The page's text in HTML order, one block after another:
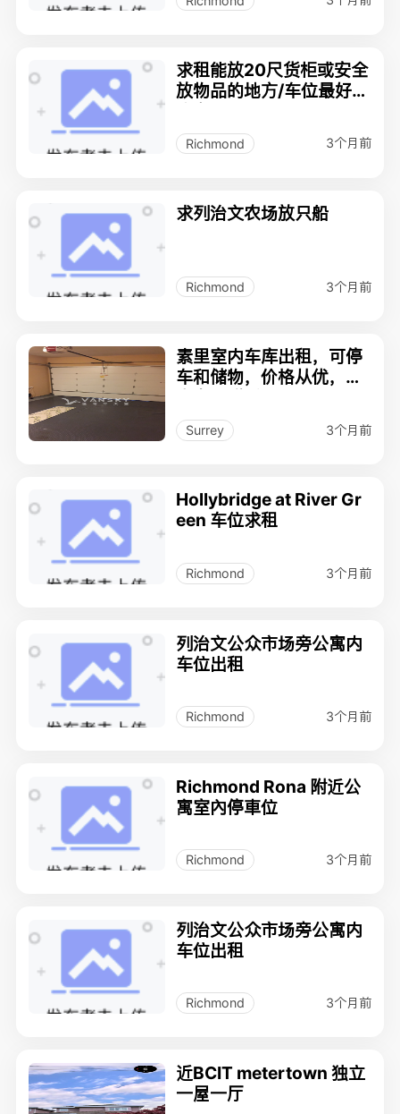
求租能放20尺货柜或安全
放物品的地方/车位最好列
Richmond 3个月前
求列治文农场放只船
Richmond 3个月前
素里室内车库出租，可停
车和储物，价格从优，有
948
Surrey 3个月前
Hollybridge at River Gr
een 车位求租
Richmond 3个月前
列治文公众市场旁公寓内
车位出租
Richmond 3个月前
Richmond Rona 附近公
寓室內停車位
Richmond 3个月前
列治文公众市场旁公寓内
车位出租
Richmond 3个月前
近BCIT metertown 独立
一屋一厅